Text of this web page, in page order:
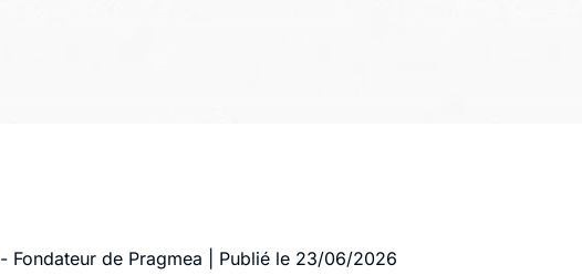
- Fondateur de Pragmea Publié le 23/06/2026